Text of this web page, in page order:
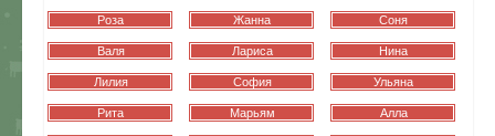
Роза Жанна Соня
Валя Лариса Нина
Лилия София Ульяна
Рита Марьям Алла